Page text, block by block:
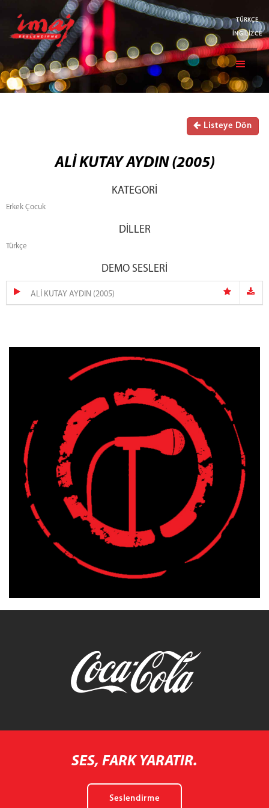
TÜRKÇE
İNGİLİZCE
Listeye Dön
ALİ KUTAY AYDIN (2005)
KATEGORİ
Erkek Çocuk
DİLLER
Türkçe
DEMO SESLERİ
ALİ KUTAY AYDIN (2005)
SES, FARK YARATIR.
Seslendirme